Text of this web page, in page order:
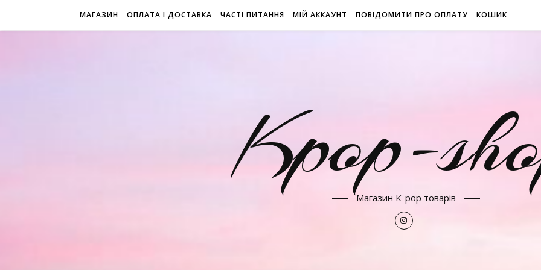
МАГАЗИН ОПЛАТА І ДОСТАВКА ЧАСТІ ПИТАННЯ МІЙ АККАУНТ ПОВІДОМИТИ ПРО ОПЛАТУ КОШИК
Kpop-
Магазин K-pop товарів